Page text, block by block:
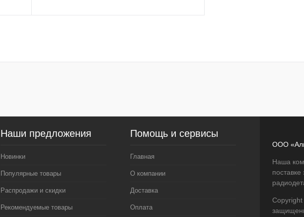
Купить в 1 клик Сравнение
Наши предложения
Новинки
Популярные товары
Распродажи и скидки
Рекомендуемые товары
Помощь и сервисы
Главная
О компании
Доставка
Оплата
ООО
Наша